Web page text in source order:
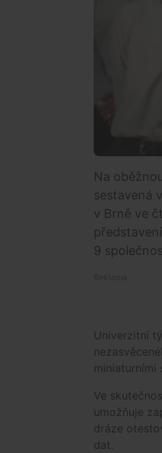
Na
sestavená
v Brně ve
9
Univerzitní
miniaturními
Ve
umožňuje
dráze
dat.